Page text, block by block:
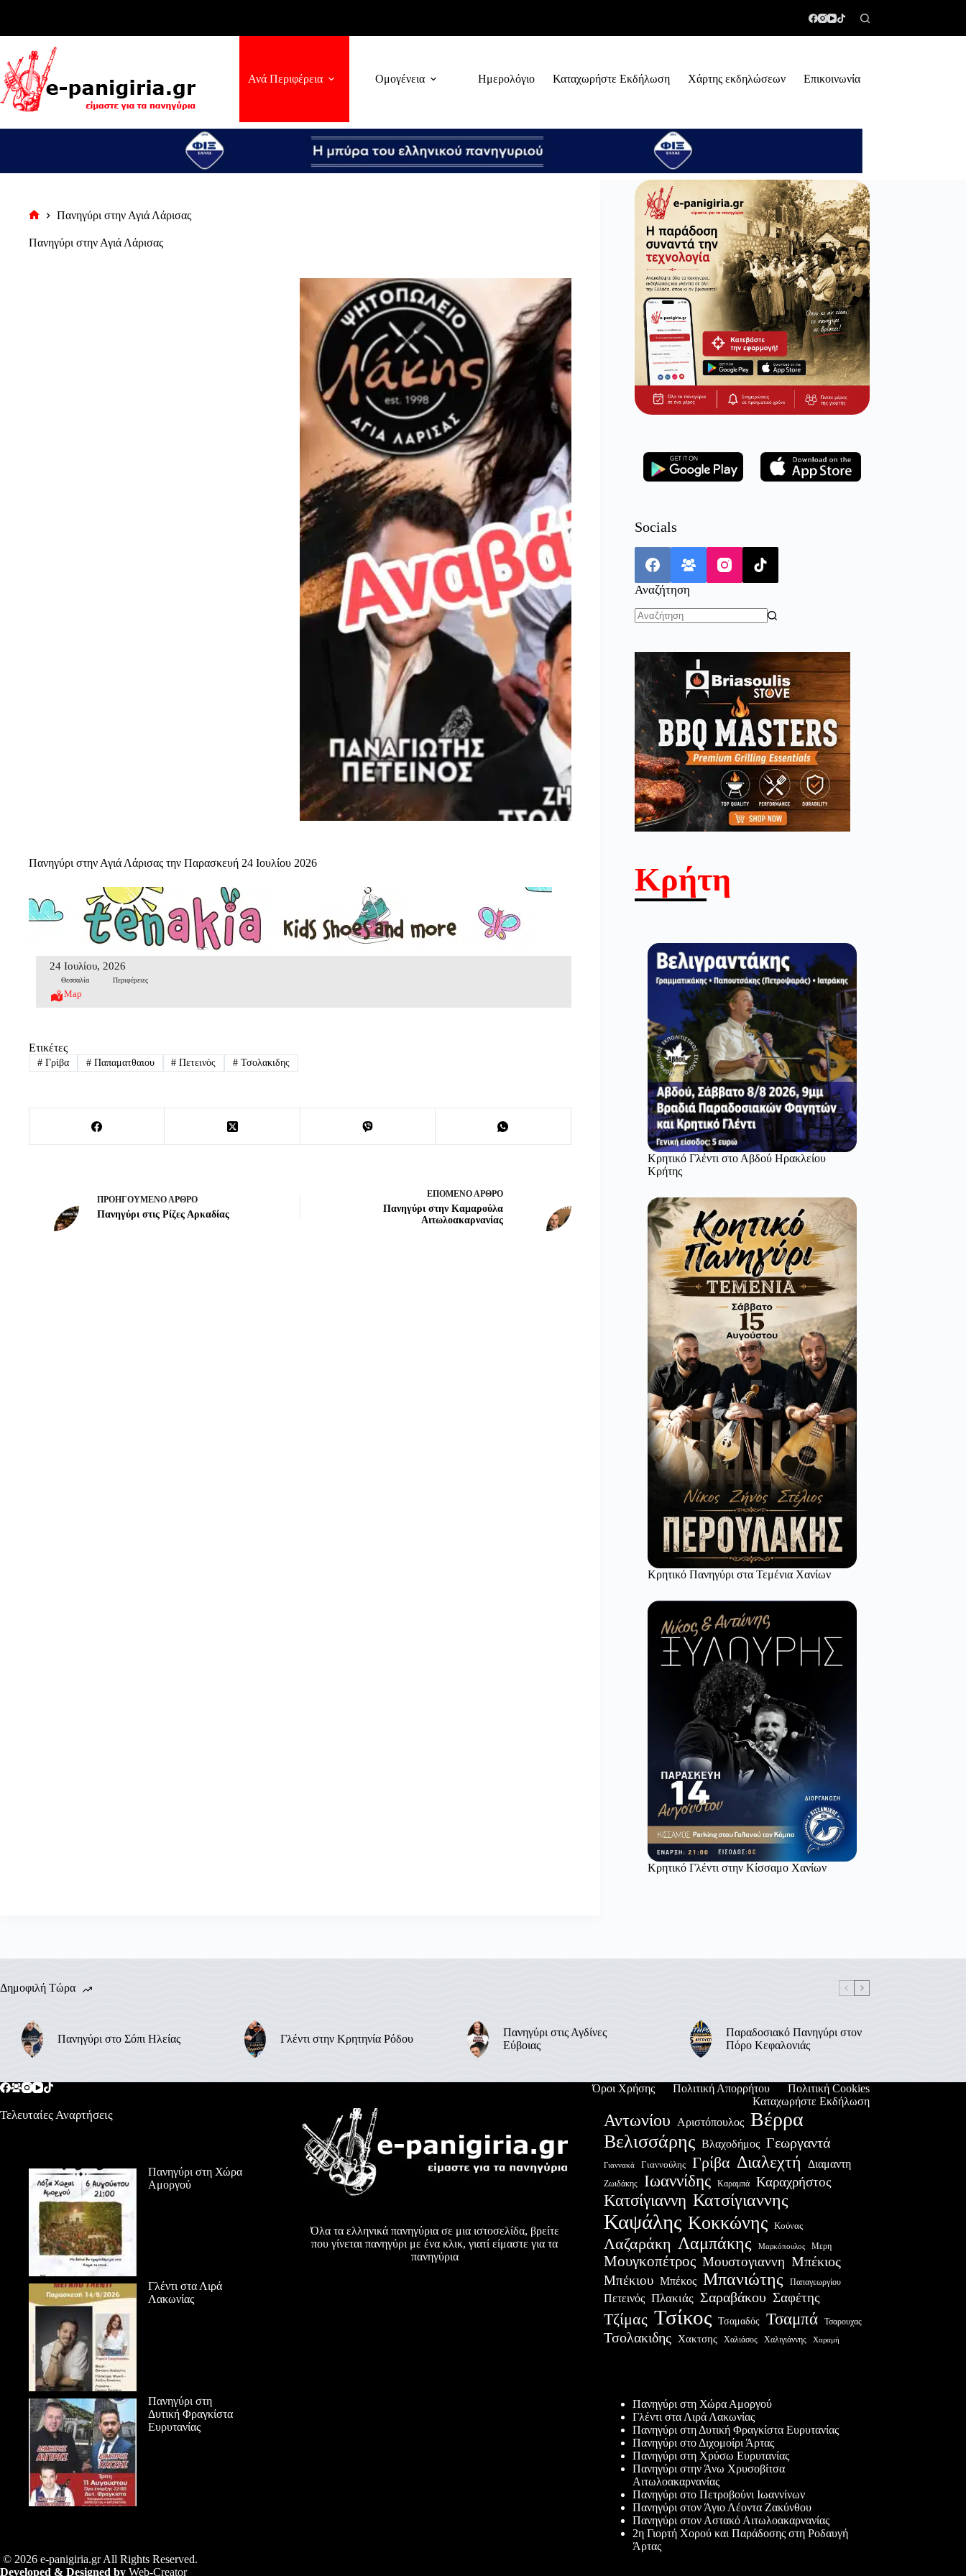
Ανά Περιφέρεια Ομογένεια Ημερολόγιο Καταχωρήστε Εκδήλωση Χάρτης εκδηλώσεων Επικοινωνία
σελίδα
Πανηγύρι στην Αγιά Λάρισας
Πανηγύρι στην Αγιά Λάρισας
Πανηγύρι στην Αγιά Λάρισας την Παρασκευή 24 Ιουλίου 2026
24 Ιουλίου, 2026
Θεσσαλία Περιφέρειες
Map
Ετικέτες
#Γρίβα #Παπαματθαιου # Πετεινός # Τσολακιδης
ΠΡΟΗΓΟΎΜΕΝΟ ΆΡΘΡΟ
Πανηγύρι στις Ρίζες Αρκαδίας
ΕΠΌΜΕΝΟ ΆΡΘΡΟ
Πανηγύρι στην Καμαρούλα
Αιτωλοακαρνανίας
Socials
Αναζήτηση
Κρήτη
Κρητικό Γλέντι στο Αβδού Ηρακλείου
Κρήτης
Κρητικό Πανηγύρι στα Τεμένια Χανίων
Κρητικό Γλέντι στην Κίσσαμο Χανίων
Δημοφιλή Τώρα
Πανηγύρι στο Σόπι Ηλείας Γλέντι στην Κρητηνία Ρόδου
Πανηγύρι στις Αγδίνες
Εύβοιας
Παραδοσιακό Πανηγύρι στον
Πόρο Κεφαλονιάς
Όροι Χρήσης Πολιτική Απορρήτου
Πολιτική Cookies
Καταχωρήστε Εκδήλωση
Τελευταίες Αναρτήσεις
Πανηγύρι στη Χώρα
Αμοργού
Γλέντι στα Λιρά
Λακωνίας
Πανηγύρι στη
Δυτική Φραγκίστα
Ευρυτανίας
Όλα τα ελληνικά πανηγύρια σε μια ιστοσελίδα, βρείτε
που γίνεται πανηγύρι με ένα κλικ, γιατί είμαστε για τα
πανηγύρια
Αντωνίου Αριστόπουλος Βέρρα
Βελισσάρης Βλαχοδήμος Γεωργαντά
Γιαννακά Γιαννούλης Γρίβα Διαλεχτή Διαμαντη
Ζωιδάκης Ιωαννίδης Καραμπά Καραχρήστος
Κατσίγιαννη Κατσίγιαννης
Καψάλης Κοκκώνης Κούνας
Λαζαράκη Λαμπάκης Μαρκόπουλος Μερη
Μουγκοπέτρος Μουστογιαννη Μπέκιος
Μπέκιου Μπέκος Μπανιώτης Παπαγεωργίου
Πετεινός Πλακιάς Σαραβάκου Σαφέτης
Τζίμας Τσίκος Τσαμαδός Τσαμπά Τσαρουχας
Τσολακιδης Χακτσης Χαλιάσος Χαλιγιάννης Χαραμή
Πανηγύρι στη Χώρα Αμοργού
Γλέντι στα Λιρά Λακωνίας
Πανηγύρι στη Δυτική Φραγκίστα Ευρυτανίας
Πανηγύρι στο Διχομοίρι Άρτας
Πανηγύρι στη Χρύσω Ευρυτανίας
Πανηγύρι στην Άνω Χρυσοβίτσα
Αιτωλοακαρνανίας
Πανηγύρι στο Πετροβούνι Ιωαννίνων
Πανηγύρι στον Άγιο Λέοντα Ζακύνθου
Πανηγύρι στον Αστακό Αιτωλοακαρνανίας
2η Γιορτή Χορού και Παράδοσης στη Ροδαυγή
Άρτας
© 2026 e-panigiria.gr All Rights Reserved.
Developed & Designed by Web-Creator